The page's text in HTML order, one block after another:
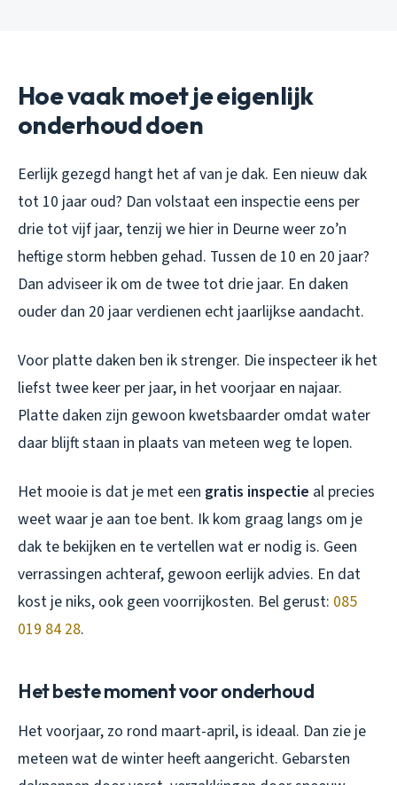
Hoe vaak moet je eigenlijk
onderhoud doen
Eerlijk gezegd hangt het af van je dak. Een nieuw dak
tot 10 jaar oud? Dan volstaat een inspectie eens per
drie tot vijf jaar, tenzij we hier in Deurne weer zo’n
heftige storm hebben gehad. Tussen de 10 en 20 jaar?
Dan adviseer ik om de twee tot drie jaar. En daken
ouder dan 20 jaar verdienen echt jaarlijkse aandacht.
Voor platte daken ben ik strenger. Die inspecteer ik het
liefst twee keer per jaar, in het voorjaar en najaar.
Platte daken zijn gewoon kwetsbaarder omdat water
daar blijft staan in plaats van meteen weg te lopen.
Het mooie is dat je met een gratis inspectie al precies
weet waar je aan toe bent. Ik kom graag langs om je
dak te bekijken en te vertellen wat er nodig is. Geen
verrassingen achteraf, gewoon eerlijk advies. En dat
kost je niks, ook geen voorrijkosten. Bel gerust: 085
019 84 28.
Het beste moment voor onderhoud
Het voorjaar, zo rond maart-april, is ideaal. Dan zie je
meteen wat de winter heeft aangericht. Gebarsten